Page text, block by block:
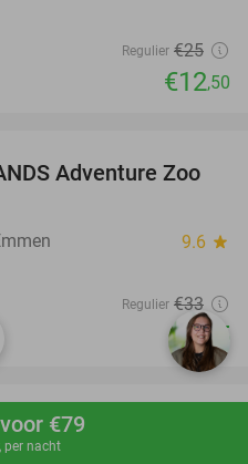
nu €79
per nacht
Regulier €25
€12,50
24%
Adventure Zoo
9.6 star
Regulier €33
€25
favorite_border
queen kamer +
in Amsterdam